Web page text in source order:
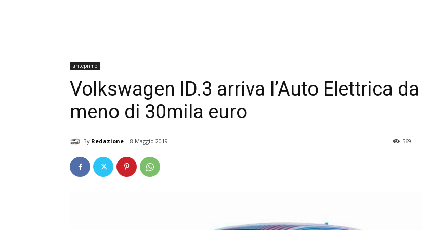
anteprime
Volkswagen ID.3 arriva l’Auto Elettrica da
meno di 30mila euro
By Redazione 8 Maggio 2019 569